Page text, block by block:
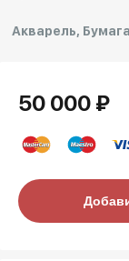
Акварель,
50 000 ₽
Цена за багет